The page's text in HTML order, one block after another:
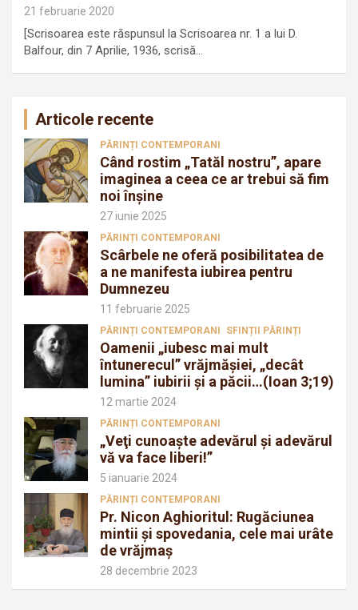
21 februarie 2020
[Scrisoarea este răspunsul la Scrisoarea nr. 1 a lui D.
Balfour, din 7 Aprilie, 1936, scrisă…
Articole recente
PĂRINȚI CONTEMPORANI
Când rostim „Tatăl nostru”, apare
imaginea a ceea ce ar trebui să fim
noi înșine
27 iunie 2025
PĂRINȚI CONTEMPORANI
Scârbele ne oferă posibilitatea de
a ne manifesta iubirea pentru
Dumnezeu
11 februarie 2025
PĂRINȚI CONTEMPORANI SFINȚII PĂRINȚI
Oamenii „iubesc mai mult
întunerecul” vrăjmăşiei, „decât
lumina” iubirii şi a păcii…(Ioan 3;19)
12 martie 2024
PĂRINȚI CONTEMPORANI
„Veţi cunoaşte adevărul şi adevărul
vă va face liberi!”
5 ianuarie 2024
PĂRINȚI CONTEMPORANI
Pr. Nicon Aghioritul: Rugăciunea
mintii și spovedania, cele mai urâte
de vrăjmaș
28 decembrie 2023